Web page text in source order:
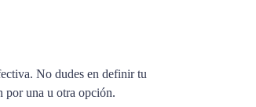
No dudes en definir tu
por una u otra opción.